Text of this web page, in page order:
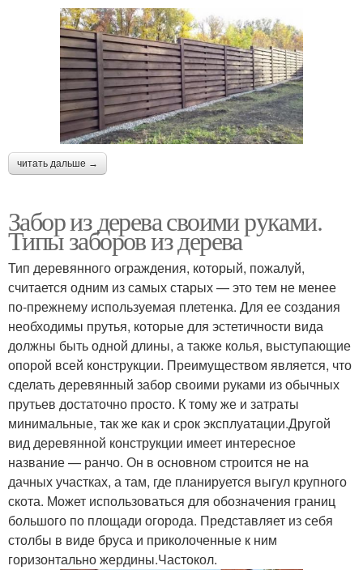
читать дальше →
Забор из дерева своими руками.
Типы заборов из дерева
Тип деревянного ограждения, который, пожалуй,
считается одним из самых старых — это тем не менее
по-прежнему используемая плетенка. Для ее создания
необходимы прутья, которые для эстетичности вида
должны быть одной длины, а также колья, выступающие
опорой всей конструкции. Преимуществом является, что
сделать деревянный забор своими руками из обычных
прутьев достаточно просто. К тому же и затраты
минимальные, так же как и срок эксплуатации.Другой
вид деревянной конструкции имеет интересное
название — ранчо. Он в основном строится не на
дачных участках, а там, где планируется выгул крупного
скота. Может использоваться для обозначения границ
большого по площади огорода. Представляет из себя
столбы в виде бруса и приколоченные к ним
горизонтально жердины.Частокол.